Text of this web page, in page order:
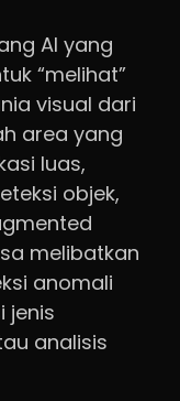
AI yang
“melihat”
visual dari
area yang
luas,
objek,
melibatkan
anomali
jenis
analisis